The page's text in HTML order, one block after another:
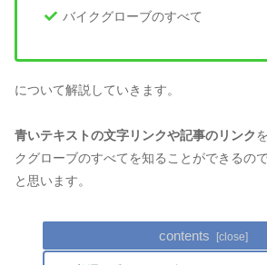
バイクグローブのすべて
について解説していきます。
青いテキストの文字リンクや記事のリンク
クグローブのすべてを知ることができるの
と思います。
contents